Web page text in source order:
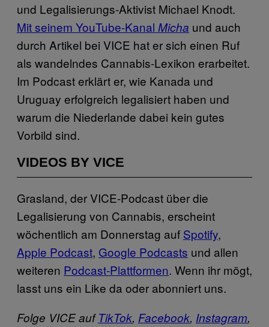
und Legalisierungs-Aktivist Michael Knodt.
Mit seinem YouTube-Kanal Micha und auch
durch Artikel bei VICE hat er sich einen Ruf
als wandelndes Cannabis-Lexikon erarbeitet.
Im Podcast erklärt er, wie Kanada und
Uruguay erfolgreich legalisiert haben und
warum die Niederlande dabei kein gutes
Vorbild sind.
VIDEOS BY VICE
Grasland, der VICE-Podcast über die
Legalisierung von Cannabis, erscheint
wöchentlich am Donnerstag auf Spotify,
Apple Podcast, Google Podcasts und allen
weiteren Podcast-Plattformen. Wenn ihr mögt,
lasst uns ein Like da oder abonniert uns.
Folge VICE aufTikTok, Facebook, Instagram,